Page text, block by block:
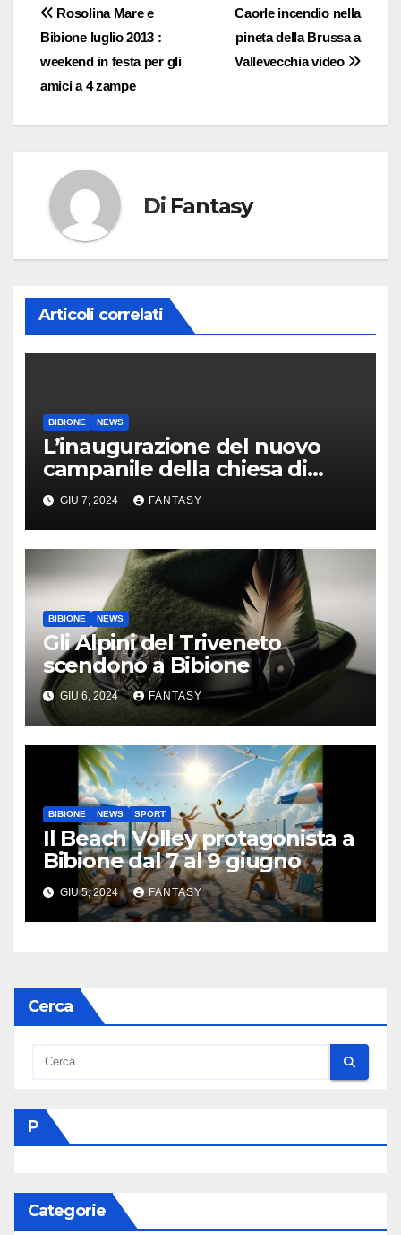
Navigazione
articoli
Caorle incendio nella
pineta della Brussa a
Vallevecchia video
Rosolina Mare e
Bibione luglio 2013 :
weekend in festa per gli
amici a 4 zampe
Di Fantasy
Articoli correlati
BIBIONE NEWS
L’inaugurazione del nuovo
campanile della chiesa di
Santa Maria Assunta di
Bibione
GIU 7, 2024 FANTASY
BIBIONE NEWS
Gli Alpini del Triveneto
scendono a Bibione
GIU 6, 2024 FANTASY
BIBIONE NEWS SPORT
Il Beach Volley protagonista a
Bibione dal 7 al 9 giugno
GIU 5, 2024 FANTASY
Cerca
P
Categorie